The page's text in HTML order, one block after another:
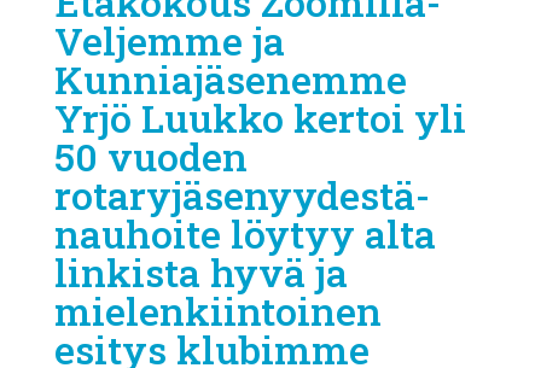
Veljemme ja
Kunniajäsenemme
Yrjö Luukko kertoi yli
50 vuoden
rotaryjäsenyydestä-
nauhoite löytyy alta
linkista hyvä ja
mielenkiintoinen
esitys klubimme